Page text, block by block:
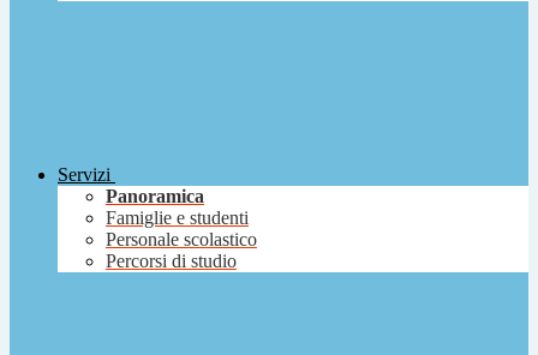
Servizi
Panoramica
Famiglie e studenti
Personale scolastico
Percorsi di studio